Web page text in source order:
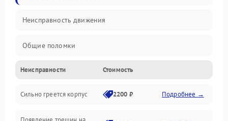
Неисправность движения
Общие поломки
Неисправность датчиков
Неисправность программного обеспечения
Неисправности Стоимость
Сильно греется корпус 2200 ₽ Подробнее →